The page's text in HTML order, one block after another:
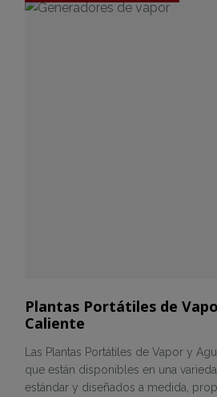
Plantas Portátiles de
Caliente
Las Plantas Portátiles de Vapor y
que están disponibles en una
estándar y diseñados a medida,